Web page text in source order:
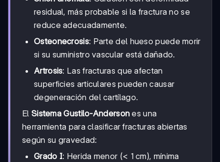
residual, más probable si la fractura no se
reduce adecuadamente.
Osteonecrosis: Parte del hueso puede morir
si su suministro vascular está dañado.
Artrosis: Las fracturas que afectan
superficies articulares pueden causar
degeneración del cartílago.
El Sistema Gustilo-Anderson es una
herramienta para clasificar fracturas abiertas
según su gravedad:
Grado I: Herida menor (< 1 cm), mínima